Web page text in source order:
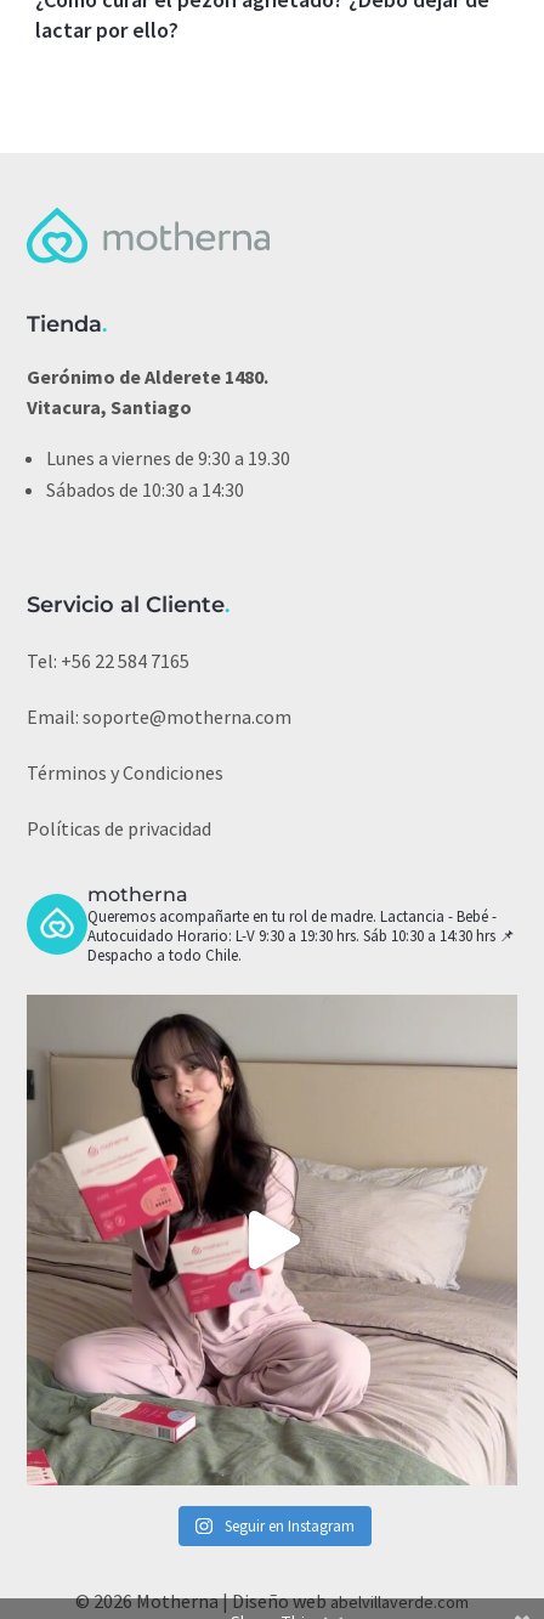
lactar por ello?
Tienda.
Gerónimo de Alderete 1480.
Vitacura, Santiago
Lunes a viernes de 9:30 a 19.30
Sábados de 10:30 a 14:30
Servicio al Cliente.
Tel: +56 22 584 7165
Email:soporte@motherna.com
Términos y Condiciones
Políticas de privacidad
motherna
Queremos acompañarte en tu rol de madre. Lactancia - Bebé -
Autocuidado Horario: L-V 9:30 a 19:30 hrs. Sáb 10:30 a 14:30 hrs 📌
Despacho a todo Chile.
Seguir en Instagram
© 2026 Motherna | Diseño webabelvillaverde.com